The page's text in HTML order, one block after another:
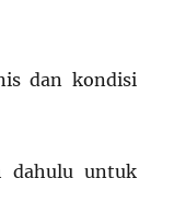
dan kondisi
dahulu untuk